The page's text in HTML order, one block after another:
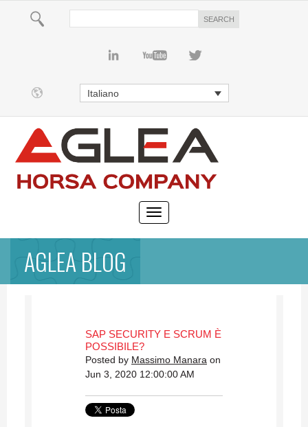
Italiano
AGLEA BLOG
SAP SECURITY E SCRUM È
POSSIBILE?
Posted by Massimo Manara on
Jun 3, 2020 12:00:00 AM